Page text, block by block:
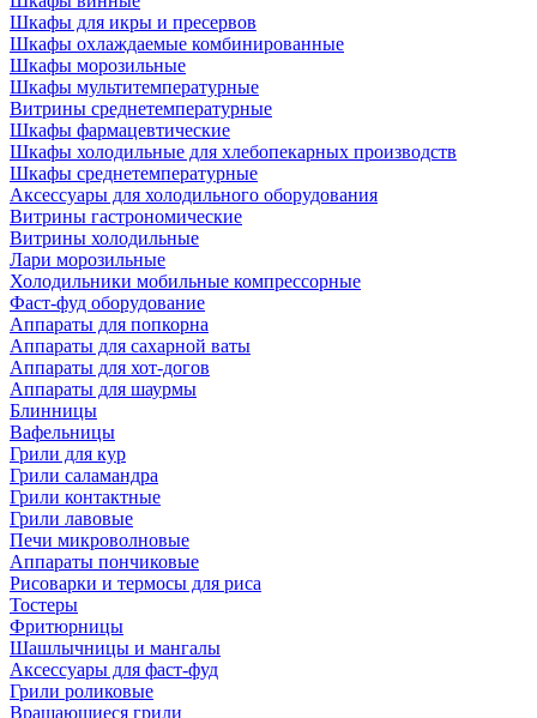
Шкафы для икры и пресервов
Шкафы охлаждаемые комбинированные
Шкафы морозильные
Шкафы мультитемпературные
Витрины среднетемпературные
Шкафы фармацевтические
Шкафы холодильные для хлебопекарных производств
Шкафы среднетемпературные
Аксессуары для холодильного оборудования
Витрины гастрономические
Витрины холодильные
Лари морозильные
Холодильники мобильные компрессорные
Фаст-фуд оборудование
Аппараты для попкорна
Аппараты для сахарной ваты
Аппараты для хот-догов
Аппараты для шаурмы
Блинницы
Вафельницы
Грили для кур
Грили саламандра
Грили контактные
Грили лавовые
Печи микроволновые
Аппараты пончиковые
Рисоварки и термосы для риса
Тостеры
Фритюрницы
Шашлычницы и мангалы
Аксессуары для фаст-фуд
Грили роликовые
Вращающиеся грили